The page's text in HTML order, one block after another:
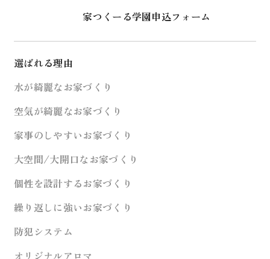
家つくーる学園申込フォーム
選ばれる理由
水が綺麗なお家づくり
空気が綺麗なお家づくり
家事のしやすいお家づくり
大空間/大開口なお家づくり
個性を設計するお家づくり
繰り返しに強いお家づくり
防犯システム
オリジナルアロマ